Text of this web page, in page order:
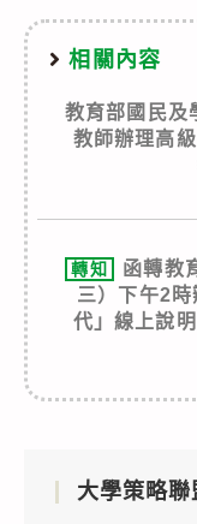
相關內容
教育部國民及
教師辦理高
轉知
函轉教
三）下午2
代」線上說
大學策略聯